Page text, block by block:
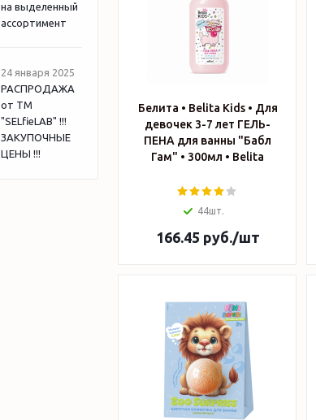
на выделенный
ассортимент
24 января 2025
РАСПРОДАЖА
от ТМ
"SELfieLAB" !!!
ЗАКУПОЧНЫЕ
ЦЕНЫ !!!
Белита • Belita Kids • Для
девочек 3-7 лет ГЕЛЬ-
ПЕНА для ванны "Бабл
Гам" • 300мл • Belita
44шт.
166.45 руб./шт